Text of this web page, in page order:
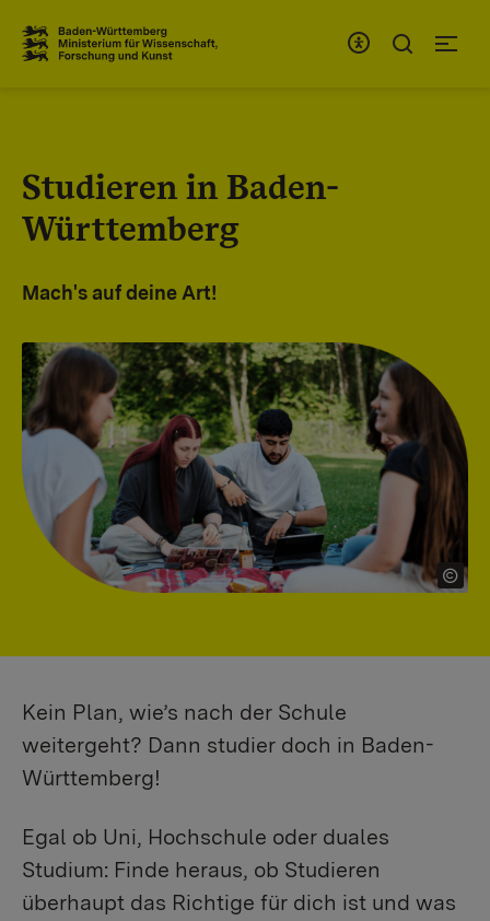
Studieren in Baden-
Württemberg
Mach's auf deine Art!
Kein Plan, wie’s nach der Schule
weitergeht? Dann studier doch in Baden-
Württemberg!
Egal ob Uni, Hochschule oder duales
Studium: Finde heraus, ob Studieren
überhaupt das Richtige für dich ist und was